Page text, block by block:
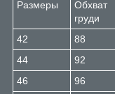
Размеры
Обхват
груди
42
88
44
92
46
96